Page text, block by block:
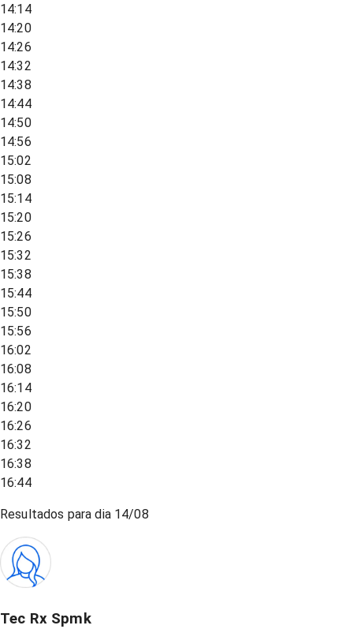
14:14
14:20
14:26
14:32
14:38
14:44
14:50
14:56
15:02
15:08
15:14
15:20
15:26
15:32
15:38
15:44
15:50
15:56
16:02
16:08
16:14
16:20
16:26
16:32
16:38
16:44
Resultados para dia 14/08
Tec Rx Spmk